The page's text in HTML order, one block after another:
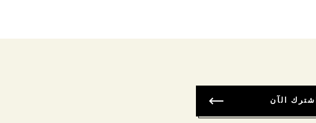
اشترك الآن